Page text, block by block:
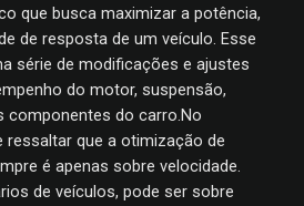
que busca maximizar a potência,
de resposta de um veículo. Esse
série de modificações e ajustes
do motor, suspensão,
do carro.No
ressaltar que a otimização de
é apenas sobre velocidade.
de veículos, pode ser sobre